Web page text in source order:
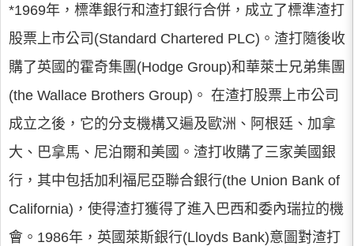
*1969年，標準銀行和渣打銀行合併，成立了標準渣打
股票上市公司(Standard Chartered PLC)。渣打隨後收
購了英國的霍奇集團(Hodge Group)和華萊士兄弟集團
(the Wallace Brothers Group)。 在渣打股票上市公司
成立之後，它的分支機構又遍及歐洲、阿根廷、加拿
大、巴拿馬、尼泊爾和美國。渣打收購了三家美國銀
行，其中包括加利福尼亞聯合銀行(the Union Bank of
California)，使得渣打獲得了進入巴西和委內瑞拉的機
會。1986年，英國萊斯銀行(Lloyds Bank)意圖對渣打